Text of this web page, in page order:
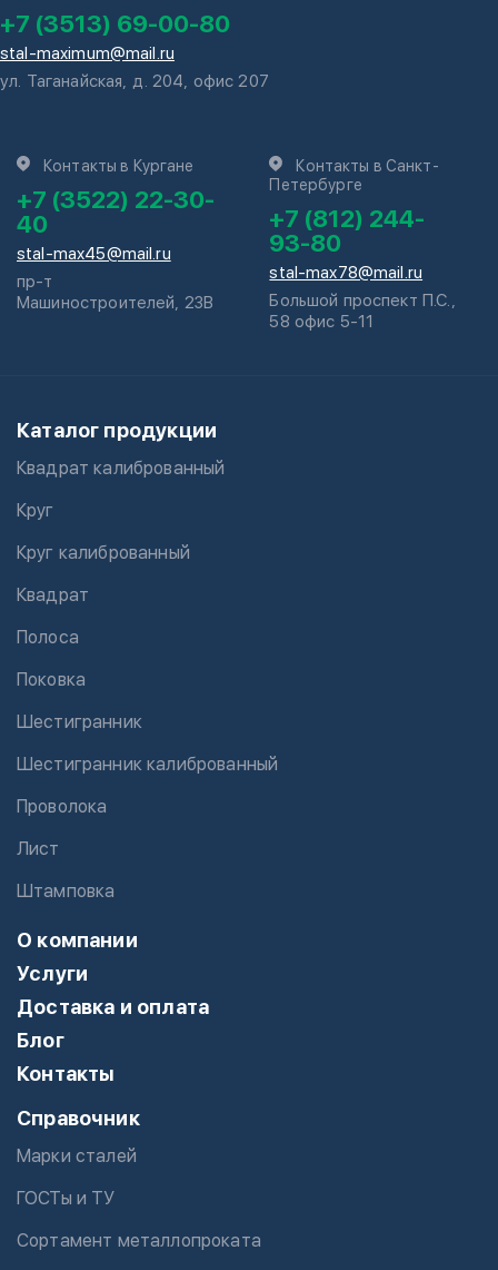
+7 (3513) 69-00-80
stal-maximum@mail.ru
ул. Таганайская, д. 204, офис 207
Контакты в Кургане
+7 (3522) 22-30-
40
stal-max45@mail.ru
пр-т
Машиностроителей, 23В
Контакты в Санкт-
Петербурге
+7 (812) 244-
93-80
stal-max78@mail.ru
Большой проспект П.С.,
58 офис 5-11
Каталог продукции
Квадрат калиброванный
Круг
Круг калиброванный
Квадрат
Полоса
Поковка
Шестигранник
Шестигранник калиброванный
Проволока
Лист
Штамповка
О компании
Услуги
Доставка и оплата
Блог
Контакты
Справочник
Марки сталей
ГОСТы и ТУ
Сортамент металлопроката